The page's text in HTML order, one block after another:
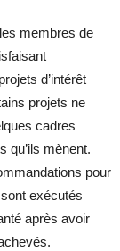
membres de
d’intérêt
projets ne
cadres
qu’ils mènent.
pour
exécutés
après avoir